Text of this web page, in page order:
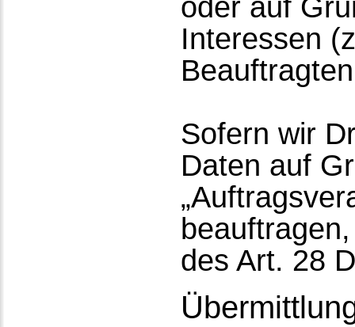
oder auf
Interessen
Sofern wir
Daten auf
des Art. 28